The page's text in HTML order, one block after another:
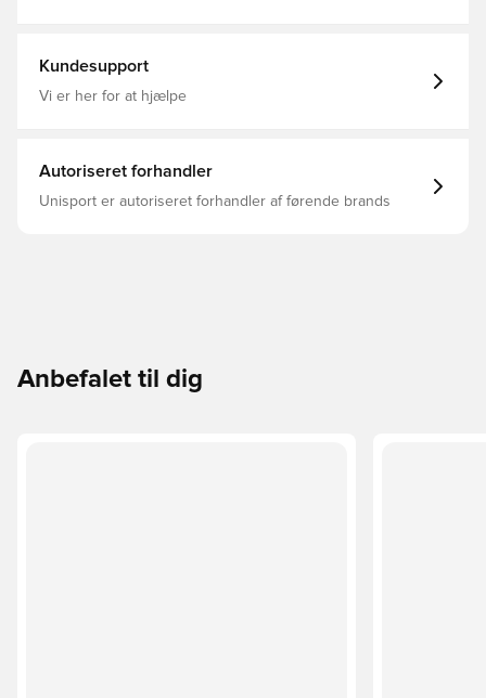
Kundesupport
Vi er her for at hjælpe
Autoriseret forhandler
Unisport er autoriseret forhandler af førende brands
Anbefalet til dig